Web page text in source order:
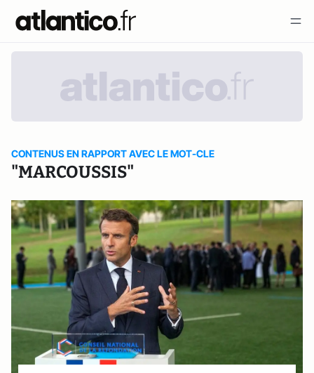
CONTENUS EN RAPPORT AVEC LE MOT-CLE
"MARCOUSSIS"